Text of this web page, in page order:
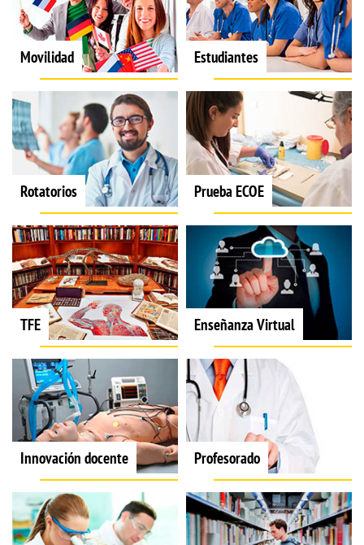
Movilidad Estudiantes
Rotatorios Prueba ECOE
TFE Enseñanza Virtual
Innovación docente Profesorado